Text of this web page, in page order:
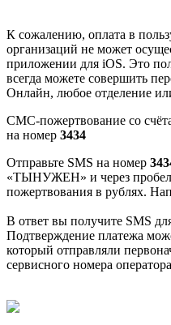
К сожалению, оплата в
организаций не может
приложении для iOS. Это
всегда можете совершить
Онлайн, любое отделение
СМС-пожертвование со
на номер 3434
Отправьте SMS на номер
«ТЫНУЖЕН» и через
пожертвования в рублях.
В ответ вы получите SMS
Подтверждение платежа
который отправляли
сервисного номера